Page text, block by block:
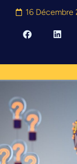
16 Décembre